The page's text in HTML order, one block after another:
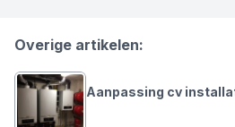
Overige artikelen:
Aanpassing cv